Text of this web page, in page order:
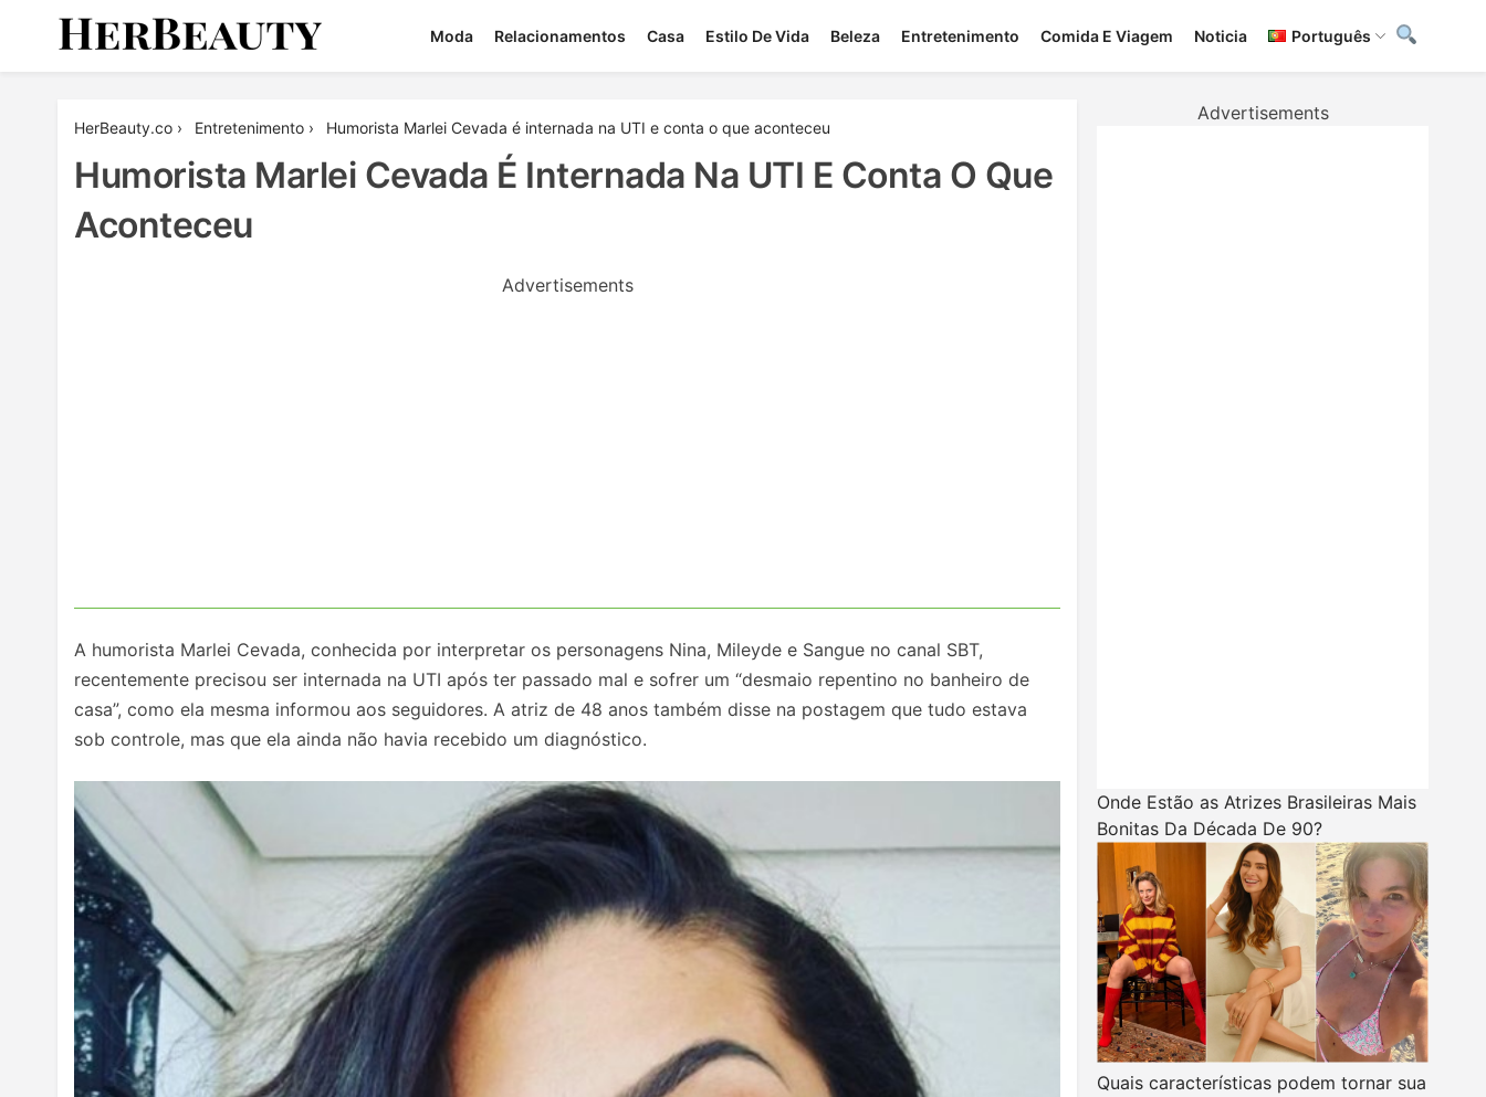
Moda Relacionamentos Casa Estilo De Vida Beleza Entretenimento Сomida E Viagem Noticia Português
HerBeauty.co › Entretenimento › Humorista Marlei Cevada é internada na UTI e conta o que aconteceu
Humorista Marlei Cevada É Internada Na UTI E Conta O Que
Aconteceu
Advertisements
A humorista Marlei Cevada, conhecida por interpretar os personagens Nina, Mileyde e Sangue no canal SBT,
recentemente precisou ser internada na UTI após ter passado mal e sofrer um “desmaio repentino no banheiro de
casa”, como ela mesma informou aos seguidores. A atriz de 48 anos também disse na postagem que tudo estava
sob controle, mas que ela ainda não havia recebido um diagnóstico.
Advertisements
Onde Estão as Atrizes Brasileiras Mais
Bonitas Da Década De 90?
Quais características podem tornar sua